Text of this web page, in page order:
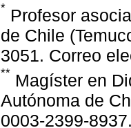
* Profesor
de Chile
3051. Correo
** Magíster en
Autónoma de
0003-2399-